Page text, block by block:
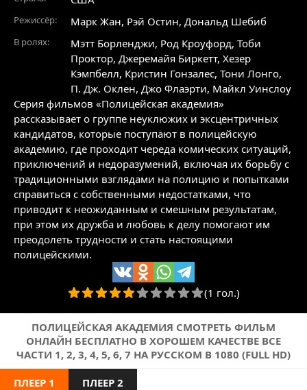
Режиссёр: Марк Жан, Рэй Остин, Дональд Шебиб
В ролях: Мэтт Борленджи, Род Кроуфорд, Тоби
Проктор, Джеремайя Биркетт, Хезер
Кэмпбелл, Кристин Гонзалес, Тони Лонго,
П. Дж. Оклен, Джо Флаэрти, Майкл Уинслоу
Серия фильмов «Полицейская академия»
рассказывает о группе неуклюжих и эксцентричных
кандидатов, которые поступают в полицейскую
академию, где проходит череда комических ситуаций,
приключений и недоразумений, включая их борьбу с
традиционными взглядами на полицию и попытками
справиться с собственными недостатками, что
приводит к неожиданным и смешным результатам,
при этом их дружба и любовь к делу помогают им
преодолеть трудности и стать настоящими
полицейскими.
(1 гол.)
ПОЛИЦЕЙСКАЯ АКАДЕМИЯ СМОТРЕТЬ ФИЛЬМ
ОНЛАЙН БЕСПЛАТНО В ХОРОШЕМ КАЧЕСТВЕ ВСЕ
ЧАСТИ 1, 2, 3, 4, 5, 6, 7 НА РУССКОМ В 1080 (FULL HD)
ПЛЕЕР 1 ПЛЕЕР 2